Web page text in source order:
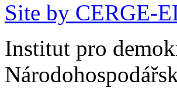
Site by CERGE-
Institut pro